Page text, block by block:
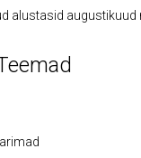
alustasid augustikuud